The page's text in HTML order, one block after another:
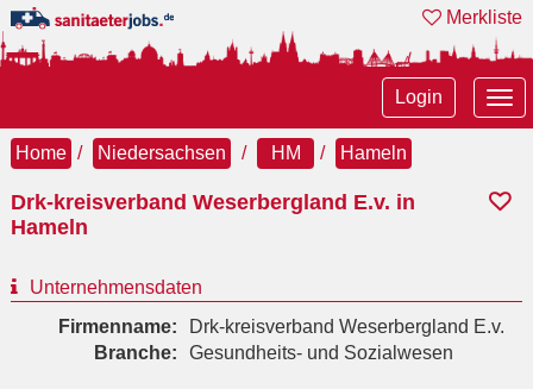
Merkliste
Login
Home Niedersachsen HM Hameln
Drk-kreisverband Weserbergland E.v. in
Hameln
Unternehmensdaten
Firmenname:
Drk-kreisverband Weserbergland E.v.
Branche:
Gesundheits- und Sozialwesen